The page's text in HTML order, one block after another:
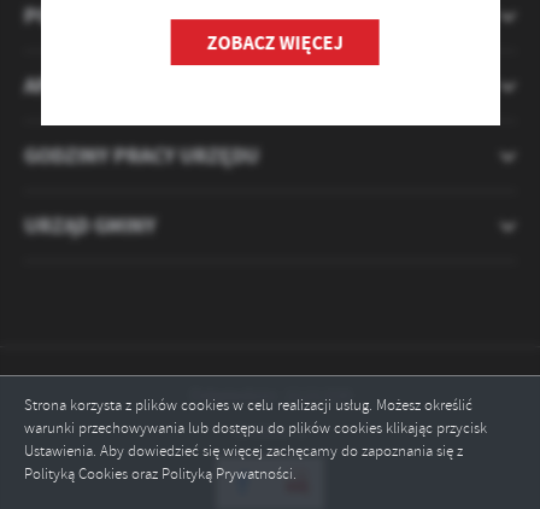
Strona korzysta z plików cookies w celu realizacji usług. Możesz określić
warunki przechowywania lub dostępu do plików cookies klikając przycisk
Ustawienia. Aby dowiedzieć się więcej zachęcamy do zapoznania się z
Polityką Cookies oraz Polityką Prywatności.
POMOCNE LINKI
APLIKACJA MIESZKANIECINFO
GODZINY PRACY URZĘDU
URZĄD GMINY
Odwiedzin: 2121320
Online: 1
ZOBACZ WIĘCEJ